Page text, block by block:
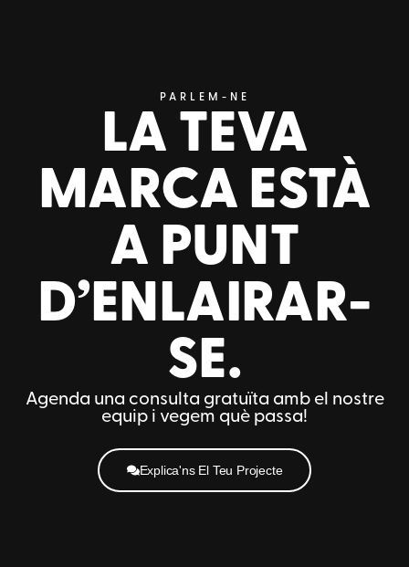
PARLEM-NE
LA TEVA
MARCA ESTÀ
A PUNT
D’ENLAIRAR-
SE.
Agenda una consulta gratuïta amb el nostre
equip i vegem què passa!
Explica'ns El Teu Projecte